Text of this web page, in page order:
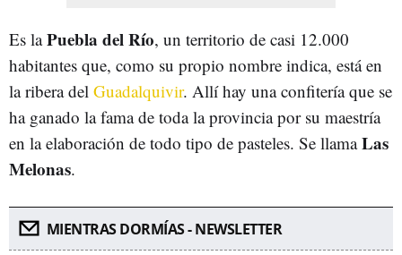
Es laPuebla del Río, un territorio de casi 12.000
habitantes que, como su propio nombre indica, está en
la ribera del Guadalquivir. Allí hay una confitería que se
ha ganado la fama de toda la provincia por su maestría
en la elaboración de todo tipo de pasteles. Se llamaLas
Melonas.
MIENTRAS DORMÍAS - NEWSLETTER